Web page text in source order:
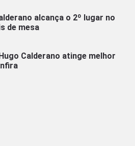
alcança o 2º lugar no
de mesa
Calderano atinge melhor